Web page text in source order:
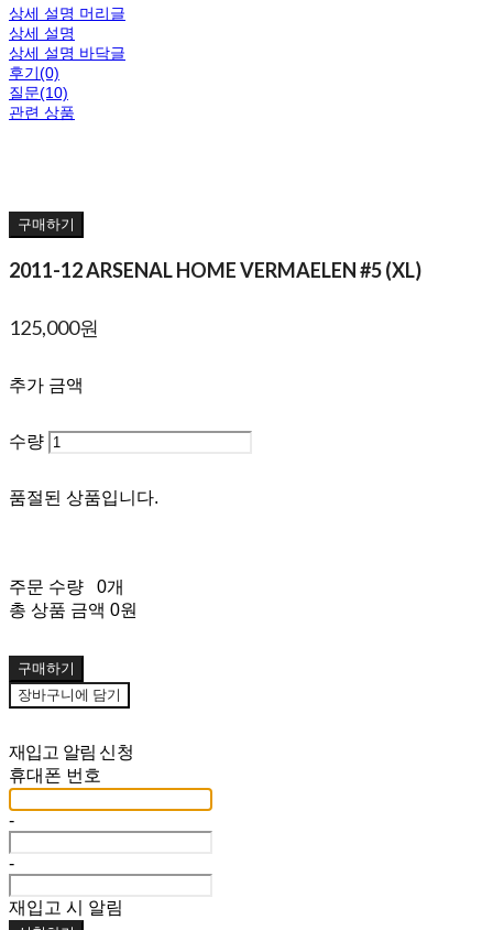
상세 설명 머리글
상세 설명
상세 설명 바닥글
후기(0)
질문(10)
관련 상품
구매하기
2011-12 ARSENAL HOME VERMAELEN #5 (XL)
125,000원
추가 금액
수량
품절된 상품입니다.
주문 수량
0개
총 상품 금액 0원
구매하기
장바구니에 담기
재입고 알림 신청
휴대폰 번호
-
-
재입고 시 알림